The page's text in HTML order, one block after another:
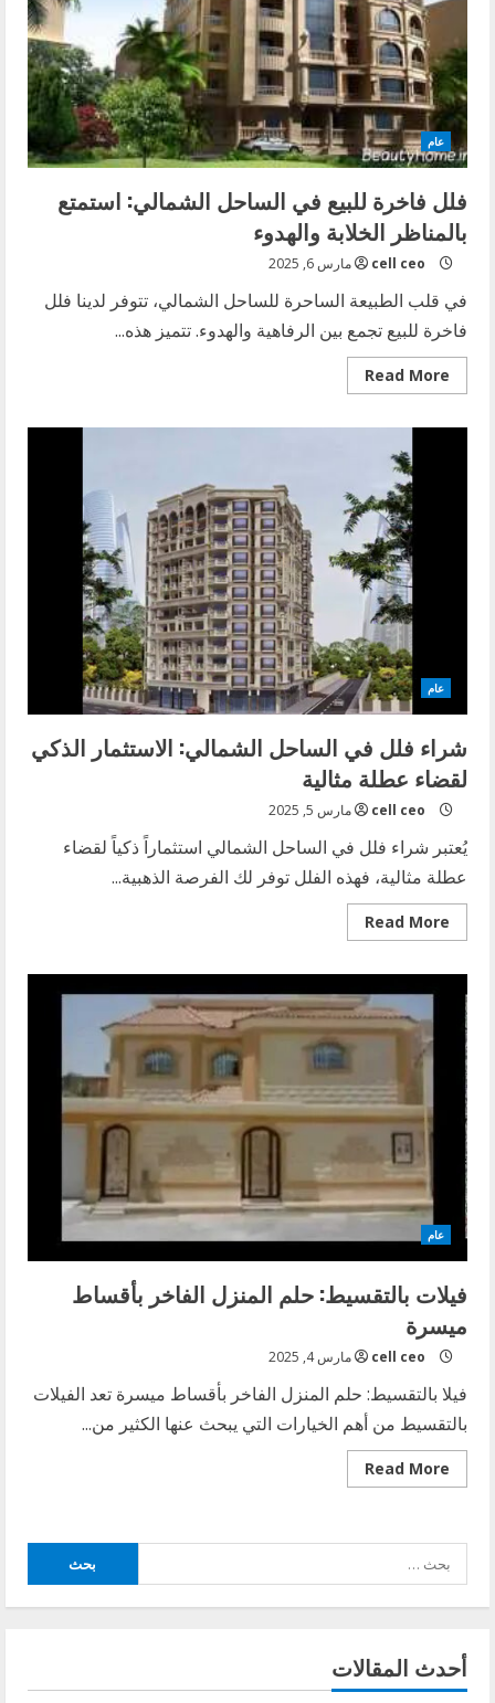
عام
فلل فاخرة للبيع في الساحل الشمالي: استمتع
بالمناظر الخلابة والهدوء
cell ceo مارس 6, 2025
في قلب الطبيعة الساحرة للساحل الشمالي، تتوفر لدينا فلل
فاخرة للبيع تجمع بين الرفاهية والهدوء. تتميز هذه...
Read More
Read
more
الشمالي:
استمتع
بالمناظر
الخلابة
والهدوء
عام
شراء فلل في الساحل الشمالي: الاستثمار الذكي
لقضاء عطلة مثالية
cell ceo مارس 5, 2025
يُعتبر شراء فلل في الساحل الشمالي استثماراً ذكياً لقضاء
عطلة مثالية، فهذه الفلل توفر لك الفرصة الذهبية...
Read More
Read
more
في
الساحل
الشمالي:
الاستثمار
الذكي
لقضاء
عطلة
مثالية
عام
فيلات بالتقسيط: حلم المنزل الفاخر بأقساط
ميسرة
cell ceo مارس 4, 2025
فيلا بالتقسيط: حلم المنزل الفاخر بأقساط ميسرة تعد الفيلات
بالتقسيط من أهم الخيارات التي يبحث عنها الكثير من...
Read More
Read
more
حلم
بأقساط
ميسرة
عن:
أحدث المقالات